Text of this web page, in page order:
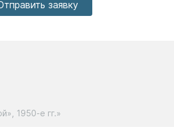
заявку
1950-е гг.»